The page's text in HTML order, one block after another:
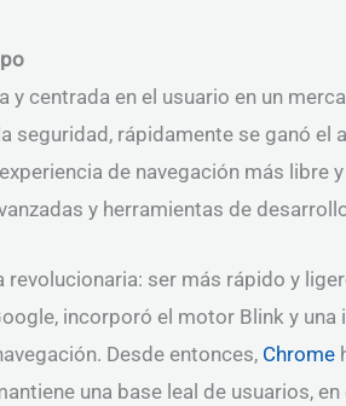
y centrada en el usuario en un
seguridad, rápidamente se ganó el
de navegación más libre
y herramientas de
ser más rápido y
incorporó el motor Blink y una
Desde entonces, Chrome
una base leal de usuarios,